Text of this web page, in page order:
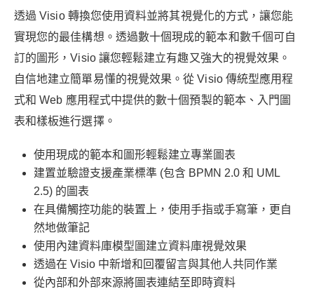
透過 Visio 轉換您使用資料並將其視覺化的方式，讓您能
實現您的最佳構想。透過數十個現成的範本和數千個可自
訂的圖形，Visio 讓您輕鬆建立有趣又強大的視覺效果。
自信地建立簡單易懂的視覺效果。從 Visio 傳統型應用程
式和 Web 應用程式中提供的數十個預製的範本、入門圖
表和樣板進行選擇。
使用現成的範本和圖形輕鬆建立專業圖表
建置並驗證支援產業標準 (包含 BPMN 2.0 和 UML
2.5) 的圖表
在具備觸控功能的裝置上，使用手指或手寫筆，更自
然地做筆記
使用內建資料庫模型圖建立資料庫視覺效果
透過在 Visio 中新增和回覆留言與其他人共同作業
從內部和外部來源將圖表連結至即時資料